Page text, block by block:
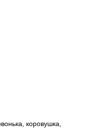
коровушка,